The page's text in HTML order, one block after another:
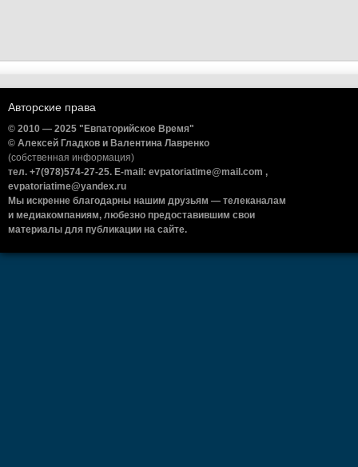
Авторские права
© 2010 — 2025 "Евпаторийское Время"
© Алексей Гладков и Валентина Лавренко
(собственная информация)
тел. +7(978)574-27-25. E-mail: evpatoriatime@mail.com ,
evpatoriatime@yandex.ru
Мы искренне благодарны нашим друзьям — телеканалам
и медиакомпаниям, любезно предоставившим свои
материалы для публикации на сайте.